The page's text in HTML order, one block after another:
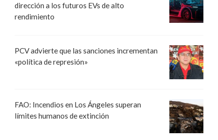
dirección a los futuros EVs de alto
rendimiento
PCV advierte que las sanciones incrementan
«política de represión»
FAO: Incendios en Los Ángeles superan
límites humanos de extinción